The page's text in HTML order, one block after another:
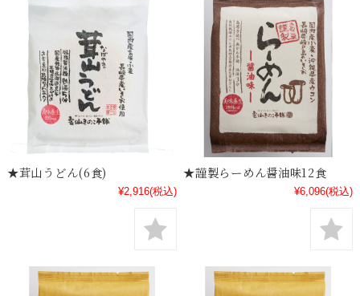
★茸山うどん(6食)
¥2,916(税込)
★謹製らーめん醤油味12食
¥6,096(税込)